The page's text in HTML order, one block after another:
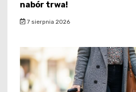
nabór trwa!
7 sierpnia 2026